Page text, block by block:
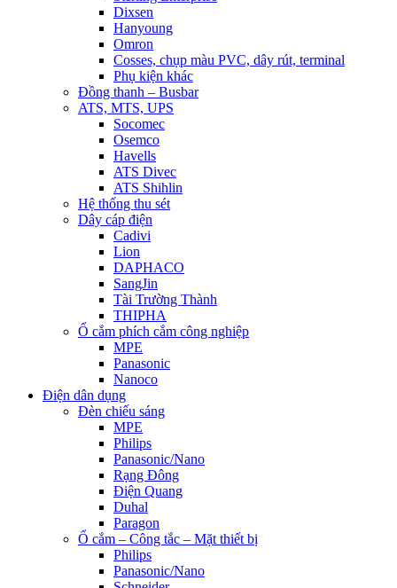
Dixsen
Hanyoung
Omron
Cosses, chụp màu PVC, dây rút, terminal
Phụ kiện khác
Đồng thanh – Busbar
ATS, MTS, UPS
Socomec
Osemco
Havells
ATS Divec
ATS Shihlin
Hệ thống thu sét
Dây cáp điện
Cadivi
Lion
DAPHACO
SangJin
Tài Trường Thành
THIPHA
Ổ cắm phích cắm công nghiệp
MPE
Panasonic
Nanoco
Điện dân dụng
Đèn chiếu sáng
MPE
Philips
Panasonic/Nano
Rạng Đông
Điện Quang
Duhal
Paragon
Ổ cắm – Công tắc – Mặt thiết bị
Philips
Panasonic/Nano